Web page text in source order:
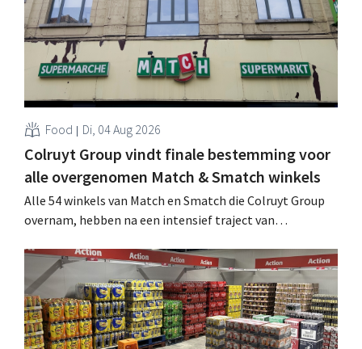
Food Di, 04 Aug 2026
Colruyt Group vindt finale bestemming voor
alle overgenomen Match & Smatch winkels
Alle 54 winkels van Match en Smatch die Colruyt Group
overnam, hebben na een intensief traject van
Al is die bestemming voor sommige panden een sluiting.